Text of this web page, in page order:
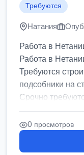
Требуются
Натания
Работа в
Работа в
Требуются
подсобники на
Срочно
0 просмотров